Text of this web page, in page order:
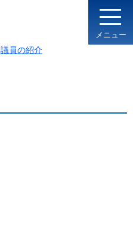
メニュー
議員の紹介